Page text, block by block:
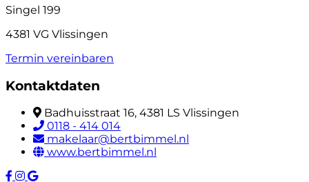
Singel 199
4381 VG Vlissingen
Termin vereinbaren
Kontaktdaten
Badhuisstraat 16, 4381 LS Vlissingen
0118 - 414 014
makelaar@bertbimmel.nl
www.bertbimmel.nl